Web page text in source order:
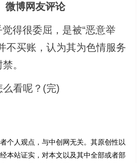
微博网友评论
很委屈，是被“恶意举
不买账，认为其为色情服务
。
看呢？(完)
个人观点，与中创网无关。其原创性以
本站证实，对本文以及其中全部或者部